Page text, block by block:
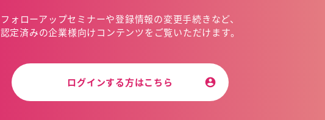
フォローアップセミナーや登録情報の変更手続きなど、
認定済みの企業様向けコンテンツを ご覧いただけます。
ログインする方はこちら